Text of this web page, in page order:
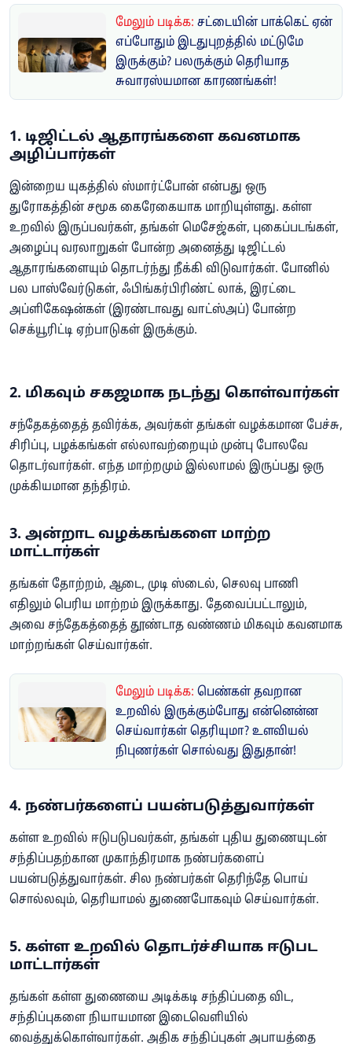
மேலும் படிக்க: சட்டையின் பாக்கெட் ஏன்
எப்போதும் இடதுபுறத்தில் மட்டுமே
இருக்கும்? பலருக்கும் தெரியாத
சுவாரஸ்யமான காரணங்கள்!
1. டிஜிட்டல் ஆதாரங்களை கவனமாக
அழிப்பார்கள்
இன்றைய யுகத்தில் ஸ்மார்ட்போன் என்பது ஒரு
துரோகத்தின் சமூக கைரேகையாக மாறியுள்ளது. கள்ள
உறவில் இருப்பவர்கள், தங்கள் மெசேஜ்கள், புகைப்படங்கள்,
அழைப்பு வரலாறுகள் போன்ற அனைத்து டிஜிட்டல்
ஆதாரங்களையும் தொடர்ந்து நீக்கி விடுவார்கள். போனில்
பல பாஸ்வேர்டுகள், ஃபிங்கர்பிரிண்ட் லாக், இரட்டை
அப்ளிகேஷன்கள் (இரண்டாவது வாட்ஸ்அப்) போன்ற
செக்யூரிட்டி ஏற்பாடுகள் இருக்கும்.
2. மிகவும் சகஜமாக நடந்து கொள்வார்கள்
சந்தேகத்தைத் தவிர்க்க, அவர்கள் தங்கள் வழக்கமான பேச்சு,
சிரிப்பு, பழக்கங்கள் எல்லாவற்றையும் முன்பு போலவே
தொடர்வார்கள். எந்த மாற்றமும் இல்லாமல் இருப்பது ஒரு
முக்கியமான தந்திரம்.
3. அன்றாட வழக்கங்களை மாற்ற
மாட்டார்கள்
தங்கள் தோற்றம், ஆடை, முடி ஸ்டைல், செலவு பாணி
எதிலும் பெரிய மாற்றம் இருக்காது. தேவைப்பட்டாலும்,
அவை சந்தேகத்தைத் தூண்டாத வண்ணம் மிகவும் கவனமாக
மாற்றங்கள் செய்வார்கள்.
மேலும் படிக்க: பெண்கள் தவறான
உறவில் இருக்கும்போது என்னென்ன
செய்வார்கள் தெரியுமா? உளவியல்
நிபுணர்கள் சொல்வது இதுதான்!
4. நண்பர்களைப் பயன்படுத்துவார்கள்
கள்ள உறவில் ஈடுபடுபவர்கள், தங்கள் புதிய துணையுடன்
சந்திப்பதற்கான முகாந்திரமாக நண்பர்களைப்
பயன்படுத்துவார்கள். சில நண்பர்கள் தெரிந்தே பொய்
சொல்லவும், தெரியாமல் துணைபோகவும் செய்வார்கள்.
5. கள்ள உறவில் தொடர்ச்சியாக ஈடுபட
மாட்டார்கள்
தங்கள் கள்ள துணையை அடிக்கடி சந்திப்பதை விட,
சந்திப்புகளை நியாயமான இடைவெளியில்
வைத்துக்கொள்வார்கள். அதிக சந்திப்புகள் அபாயத்தை